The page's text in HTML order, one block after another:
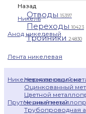
Назад
Никель
Анод никелевый
Лента никелевая
Никелевая проволока
Пруток никелевый
Отводы15397
Переходы10423
Тройники 24830
Нержавеющий
Оцинкованный
Цветной
Черный
Трубопроводная